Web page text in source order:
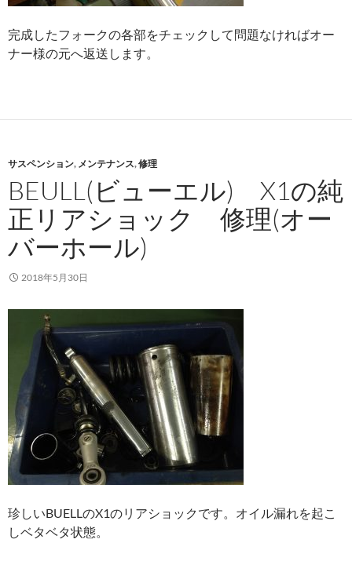
完成したフォークの各部をチェックして問題なければオー
ナー様の元へ返送します。
サスペンション, メンテナンス,修理
BEULL(ビューエル) X1の純
正リアショック 修理(オー
バーホール)
2018年5月30日
珍しいBUELLのX1のリアショックです。オイル漏れを起こ
しベタベタ状態。